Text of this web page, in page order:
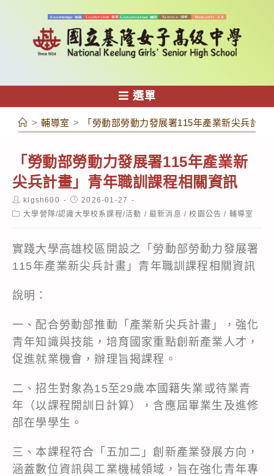
容
選單
> 輔導室 > 「勞動部勞動力發展署115年產業新尖兵計
「勞動部勞動力發展署115年產業新
尖兵計畫」青年職訓課程相關資訊
Post
author:
klgsh600
Post
published:
2026-01-27
Post大學營隊/認識大學校系課程/活動 / 最新消息 / 校園公告 / 輔導室
實踐大學高雄校區開設之「勞動部勞動力發展署
115年產業新尖兵計畫」青年職訓課程相關資訊
說明：
一、配合勞動部推動「產業新尖兵計畫」，強化
青年知識與技能，培育國家重點創新產業人才，
促進就業機會，辦理旨揭課程。
二、招生對象為15至29歲本國籍失業或待業青
年（以課程開訓日計算），含應屆畢業生及進修
部在學學生。
三、本課程符合「五加二」創新產業發展方向，
涵蓋數位資訊與工業機械領域，旨在強化青年專